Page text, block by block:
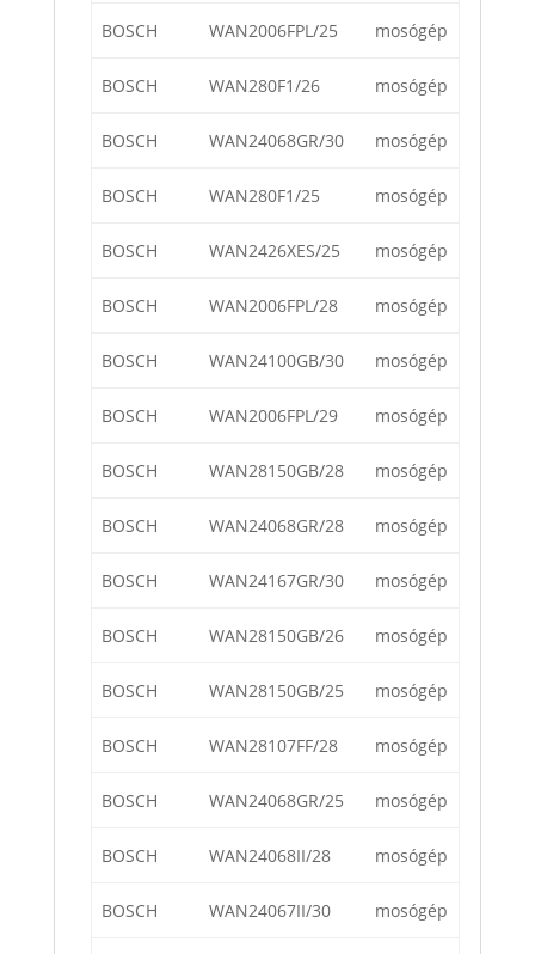
BOSCH WAN2006FPL/25 mosógép
BOSCH WAN280F1/26 mosógép
BOSCH WAN24068GR/30 mosógép
BOSCH WAN280F1/25 mosógép
BOSCH WAN2426XES/25 mosógép
BOSCH WAN2006FPL/28 mosógép
BOSCH WAN24100GB/30 mosógép
BOSCH WAN2006FPL/29 mosógép
BOSCH WAN28150GB/28 mosógép
BOSCH WAN24068GR/28 mosógép
BOSCH WAN24167GR/30 mosógép
BOSCH WAN28150GB/26 mosógép
BOSCH WAN28150GB/25 mosógép
BOSCH WAN28107FF/28 mosógép
BOSCH WAN24068GR/25 mosógép
BOSCH WAN24068II/28 mosógép
BOSCH WAN24067II/30 mosógép